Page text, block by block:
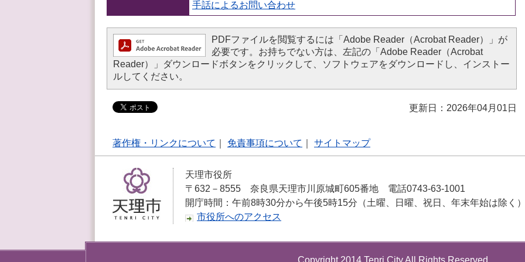
手話によるお問い合わせ
PDFファイルを閲覧するには「Adobe Reader（Acrobat Reader）」が
必要です。お持ちでない方は、左記の「Adobe Reader（Acrobat
Reader）」ダウンロードボタンをクリックして、ソフトウェアをダウンロードし、インストー
ルしてください。
更新日：2026年04月01日
著作権・リンクについて 免責事項について サイトマップ
天理市役所
〒632－8555 奈良県天理市川原城町605番地 電話0743-63-1001
開庁時間：午前8時30分から午後5時15分（土曜、日曜、祝日、年末年始は除く
市役所へのアクセス
Copyright 2014 Tenri City All Rights Reserved.